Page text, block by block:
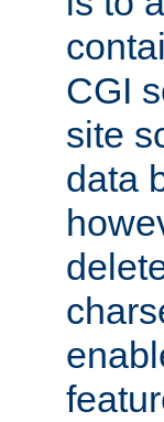
CGI
site
data